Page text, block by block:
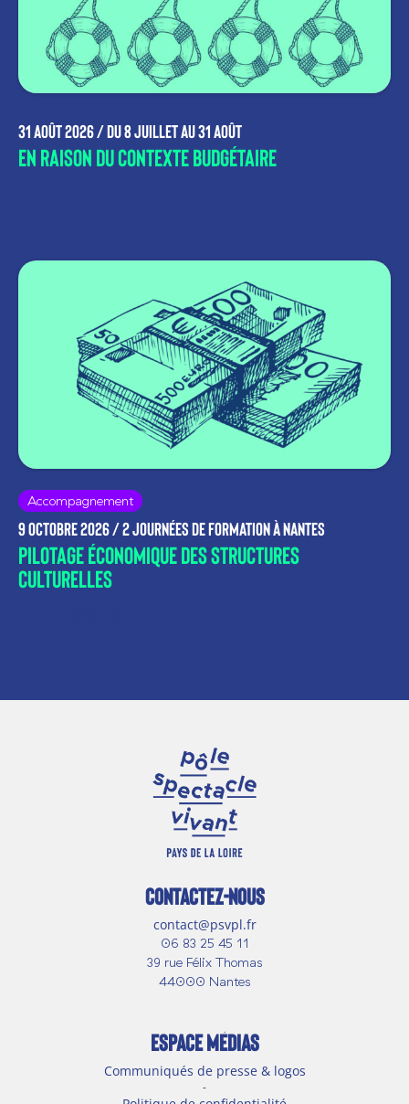
31 août 2026 /du 8 juillet au 31 août
En raison du contexte budgétaire
Accompagnement
9 octobre 2026 /2 journées de formation à Nantes
pilotage économique des structures
culturelles
CONTACTEZ-NOUS
contact@psvpl.fr
06 83 25 45 11
39 rue Félix Thomas
44000 Nantes
ESPACE MÉDIAS
Communiqués de presse & logos
-